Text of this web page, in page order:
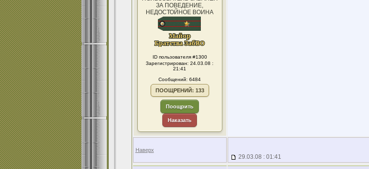
ЗА ПОВЕДЕНИЕ,
НЕДОСТОЙНОЕ ВОИНА
ID пользователя #1300
Зарегистрирован: 24.03.08 :
21:41
Сообщений: 6484
ПООЩРЕНИЙ: 133
Поощрить
Наказать
Наверх
29.03.08 : 01:41